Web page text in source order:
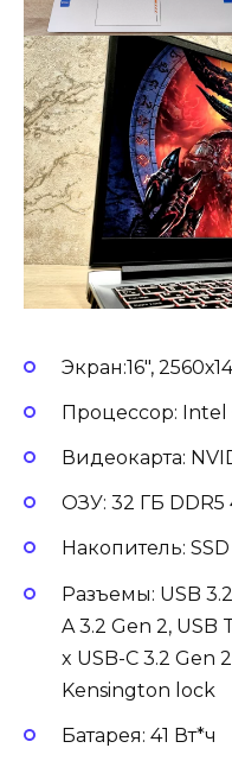
Экран:16″,
Процессор: Intel
Видеокарта:
ОЗУ: 32 ГБ
Накопитель:
Разъемы: USB
A 3.2 Gen 2, USB
x USB-C 3.2 Gen
Kensington lock
Батарея: 41 Вт*ч